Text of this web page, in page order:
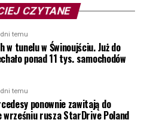
CZYTANE
temu
w tunelu w Świnoujściu. Już do
ponad 11 tys. samochodów
temu
ponownie zawitają do
wrześniu rusza StarDrive Poland